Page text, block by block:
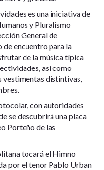
es una iniciativa de
y Pluralismo
General de
de encuentro para la
de la música típica
así como
vestimentas distintivas,
con autoridades
se descubrirá una placa
Porteño de las
tocará el Himno
por el tenor Pablo Urban